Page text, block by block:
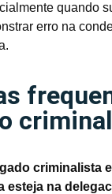
quando
erro na
criminalista
esteja na